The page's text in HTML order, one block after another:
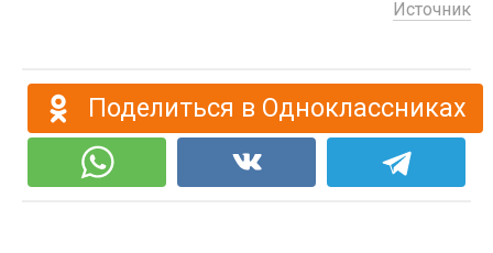
Источник
Поделиться в Одноклассниках